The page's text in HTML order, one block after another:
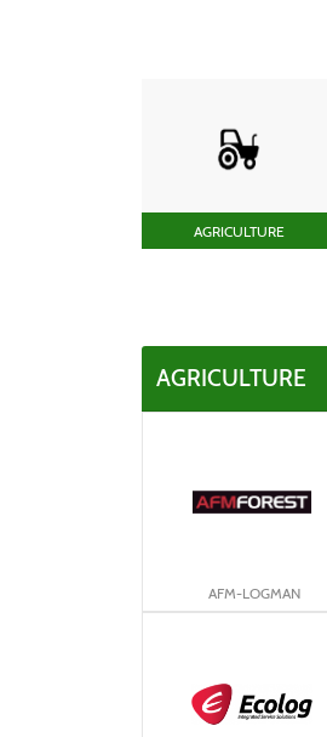
AGRICULTURE
AGRICULTURE
AFM-LOGMAN